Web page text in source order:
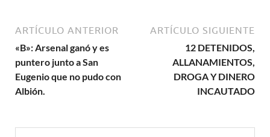
ARTÍCULO ANTERIOR
«B»: Arsenal ganó y es
puntero junto a San
Eugenio que no pudo con
Albión.
ARTÍCULO SIGUIENTE
12 DETENIDOS,
ALLANAMIENTOS,
DROGA Y DINERO
INCAUTADO